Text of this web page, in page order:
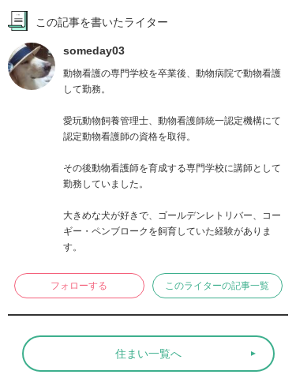
この記事を書いたライター
someday03
動物看護の専門学校を卒業後、動物病院で動物看護
して勤務。
愛玩動物飼養管理士、動物看護師統一認定機構にて
認定動物看護師の資格を取得。
その後動物看護師を育成する専門学校に講師として
勤務していました。
大きめな犬が好きで、ゴールデンレトリバー、コー
ギー・ペンブロークを飼育していた経験がありま
す。
フォローする このライターの記事一覧
住まい一覧へ